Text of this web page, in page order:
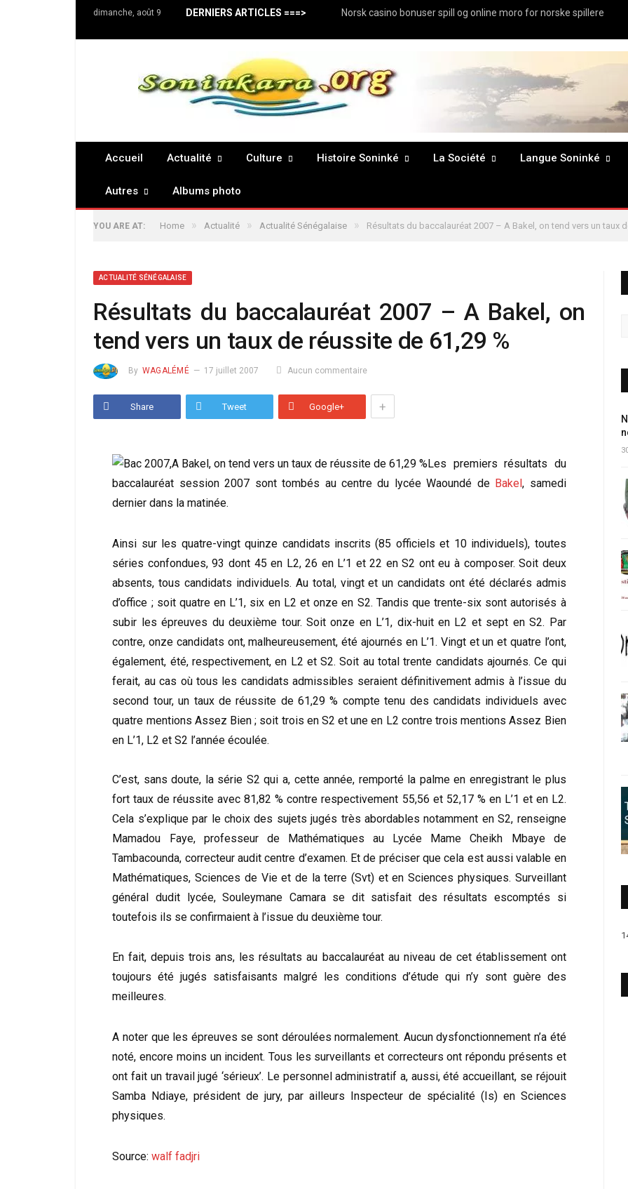
dimanche, août 9 DERNIERS ARTICLES ===> Norsk casino bonuser spill og online moro for norske spillere
Accueil Actualité Culture Histoire Soninké La Société Langue Soninké
Autres Albums photo
YOU ARE AT: Home » Actualité » Actualité Sénégalaise » Résultats du baccalauréat 2007 – A Bakel, on tend vers un taux
ACTUALITÉ SÉNÉGALAISE
Résultats du baccalauréat 2007 – A Bakel, on
tend vers un taux de réussite de 61,29 %
By WAGALÉMÉ 17 juillet 2007 Aucun commentaire
Share Tweet Google+ +
Les premiers résultats du
baccalauréat session 2007 sont tombés au centre du lycée Waoundé de Bakel, samedi
dernier dans la matinée.
Ainsi sur les quatre-vingt quinze candidats inscrits (85 officiels et 10 individuels), toutes
séries confondues, 93 dont 45 en L2, 26 en L’1 et 22 en S2 ont eu à composer. Soit deux
absents, tous candidats individuels. Au total, vingt et un candidats ont été déclarés admis
d’office ; soit quatre en L’1, six en L2 et onze en S2. Tandis que trente-six sont autorisés à
subir les épreuves du deuxième tour. Soit onze en L’1, dix-huit en L2 et sept en S2. Par
contre, onze candidats ont, malheureusement, été ajournés en L’1. Vingt et un et quatre l’ont,
également, été, respectivement, en L2 et S2. Soit au total trente candidats ajournés. Ce qui
ferait, au cas où tous les candidats admissibles seraient définitivement admis à l’issue du
second tour, un taux de réussite de 61,29 % compte tenu des candidats individuels avec
quatre mentions Assez Bien ; soit trois en S2 et une en L2 contre trois mentions Assez Bien
en L’1, L2 et S2 l’année écoulée.
C’est, sans doute, la série S2 qui a, cette année, remporté la palme en enregistrant le plus
fort taux de réussite avec 81,82 % contre respectivement 55,56 et 52,17 % en L’1 et en L2.
Cela s’explique par le choix des sujets jugés très abordables notamment en S2, renseigne
Mamadou Faye, professeur de Mathématiques au Lycée Mame Cheikh Mbaye de
Tambacounda, correcteur audit centre d’examen. Et de préciser que cela est aussi valable en
Mathématiques, Sciences de Vie et de la terre (Svt) et en Sciences physiques. Surveillant
général dudit lycée, Souleymane Camara se dit satisfait des résultats escomptés si
toutefois ils se confirmaient à l’issue du deuxième tour.
En fait, depuis trois ans, les résultats au baccalauréat au niveau de cet établissement ont
toujours été jugés satisfaisants malgré les conditions d’étude qui n’y sont guère des
meilleures.
A noter que les épreuves se sont déroulées normalement. Aucun dysfonctionnement n’a été
noté, encore moins un incident. Tous les surveillants et correcteurs ont répondu présents et
ont fait un travail jugé ‘sérieux’. Le personnel administratif a, aussi, été accueillant, se réjouit
Samba Ndiaye, président de jury, par ailleurs Inspecteur de spécialité (Is) en Sciences
physiques.
Source:walf fadjri